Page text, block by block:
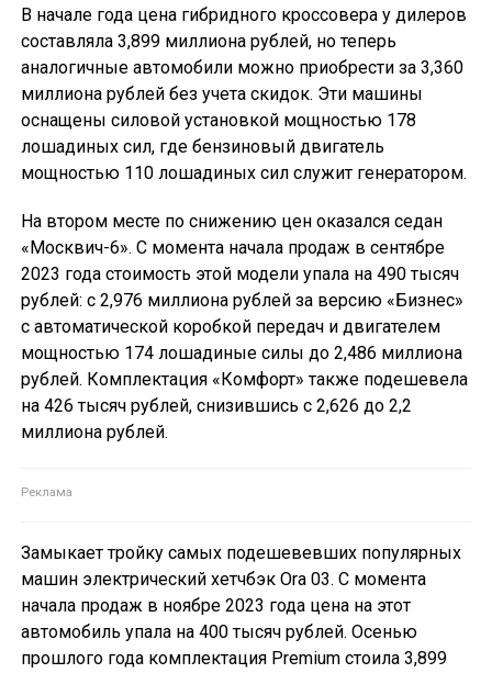
В начале года цена гибридного кроссовера у дилеров
составляла 3,899 миллиона рублей, но теперь
аналогичные автомобили можно приобрести за 3,360
миллиона рублей без учета скидок. Эти машины
оснащены силовой установкой мощностью 178
лошадиных сил, где бензиновый двигатель
мощностью 110 лошадиных сил служит генератором.
На втором месте по снижению цен оказался седан
«Москвич-6». С момента начала продаж в сентябре
2023 года стоимость этой модели упала на 490 тысяч
рублей: с 2,976 миллиона рублей за версию «Бизнес»
с автоматической коробкой передач и двигателем
мощностью 174 лошадиные силы до 2,486 миллиона
рублей. Комплектация «Комфорт» также подешевела
на 426 тысяч рублей, снизившись с 2,626 до 2,2
миллиона рублей.
Замыкает тройку самых подешевевших популярных
машин электрический хетчбэк Ora 03. С момента
начала продаж в ноябре 2023 года цена на этот
автомобиль упала на 400 тысяч рублей. Осенью
прошлого года комплектация Premium стоила 3,899